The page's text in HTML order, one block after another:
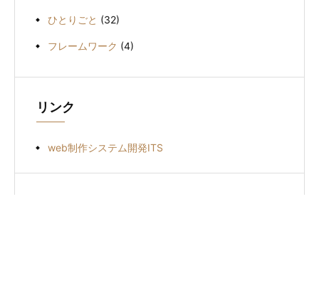
ひとりごと (32)
フレームワーク (4)
リンク
web制作システム開発ITS